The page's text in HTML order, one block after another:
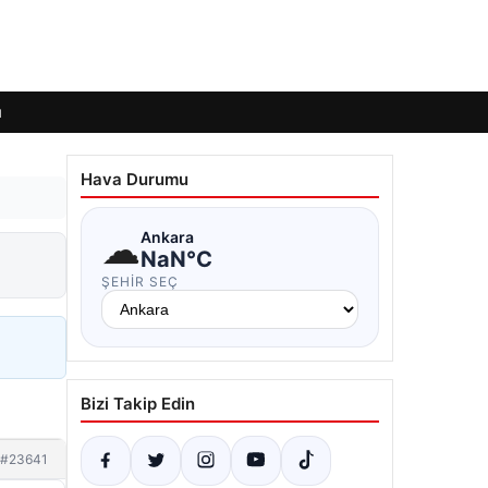
#23641
Hava Durumu
☁Ankara
NaN°C
ŞEHIR SEÇ
Bizi Takip Edin